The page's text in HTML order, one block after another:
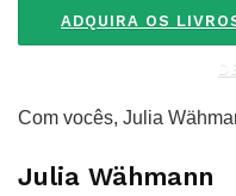
ADQUIRA OS
Com vocês, Julia
Julia Wähmann